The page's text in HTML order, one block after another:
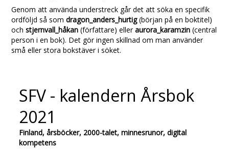
Genom att använda understreck går det att söka en specifik
ordföljd så somdragon_anders_hurtig(början på en boktitel)
ochstjernvall_håkan (författare) elleraurora_karamzin (central
person i en bok). Det gör ingen skillnad om man använder
små eller stora bokstäver i söket.
SFV - kalendern Årsbok
2021
Finland, årsböcker, 2000-talet, minnesrunor, digital
kompetens